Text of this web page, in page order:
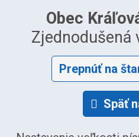
Obec
Zjednodušená
Prepnúť na
Späť